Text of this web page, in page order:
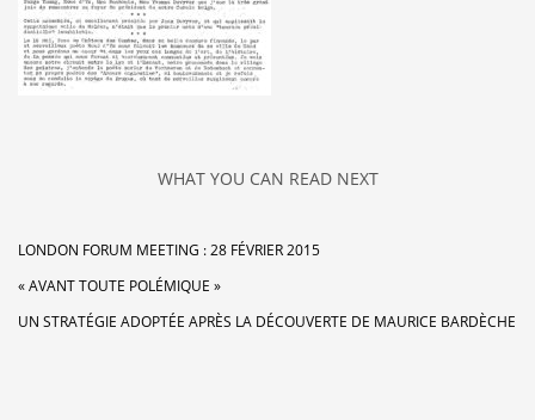
WHAT YOU CAN READ NEXT
LONDON FORUM MEETING : 28 FÉVRIER 2015
« AVANT TOUTE POLÉMIQUE »
UN STRATÉGIE ADOPTÉE APRÈS LA DÉCOUVERTE DE MAURICE BARDÈCHE